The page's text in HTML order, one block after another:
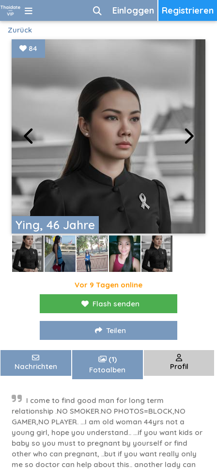
Registrieren
Einloggen
Zurück
Ying, 46 Jahre
84
Vor 9 Tagen online
Flash senden
Teilen
Nachrichten
(1)
Fotoalben
Profil
I come to find good man for long term
relationship .NO SMOKER.NO PHOTOS=BLOCK,NO
GAMER,NO PLAYER. ...I am old woman 44yrs not a
young girl, hope you understand.. ...if you want kids or
baby so you must to pregnant by yourself or find
other who can pregnant, ..but if you want really only
me so doctor can help about this.. another lady can